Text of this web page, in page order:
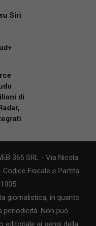
Siri
di
365 SRL - Via Nicola
Codice Fiscale e Partita
giornalistica, in quanto
periodicità. Non può
editoriale ai sensi della